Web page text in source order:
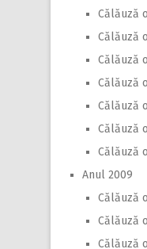
Călăuză
Călăuză
Călăuză
Călăuză
Călăuză
Călăuză
Călăuză
Anul 2009
Călăuză
Călăuză
Călăuză